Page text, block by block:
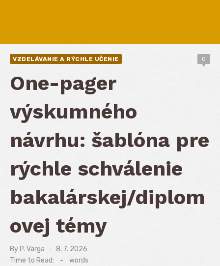
VZDELÁVANIE A RÝCHLE UČENIE 0
One-pager
výskumného
návrhu: šablóna pre
rýchle schválenie
bakalárskej/diplom
ovej témy
By P. Varga
Posted
8. 7. 2026
Time to Read:
- words